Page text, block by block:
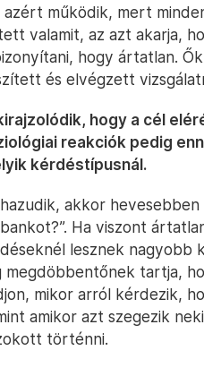
működik, mert
valamit, az azt akarja,
hogy ártatlan.
és elvégzett
hogy a cél
reakciók pedig
kérdéstípusnál.
akkor
Ha viszont
lesznek nagyobb
megdöbbentőnek tartja,
mikor arról kérdezik,
amikor azt szegezik
történni.